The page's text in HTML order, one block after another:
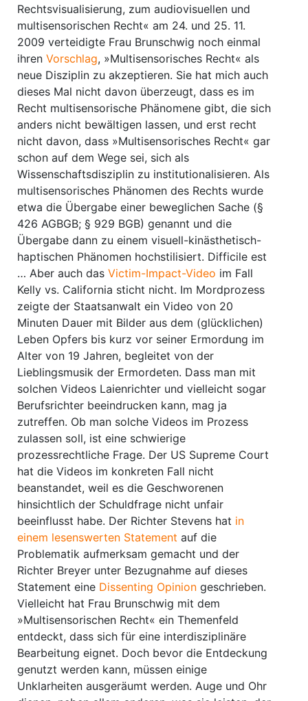
Rechtsvisualisierung, zum audiovisuellen und
multisensorischen Recht« am 24. und 25. 11.
2009 verteidigte Frau Brunschwig noch einmal
ihren Vorschlag, »Multisensorisches Recht« als
neue Disziplin zu akzeptieren. Sie hat mich auch
dieses Mal nicht davon überzeugt, dass es im
Recht multisensorische Phänomene gibt, die sich
anders nicht bewältigen lassen, und erst recht
nicht davon, dass »Multisensorisches Recht« gar
schon auf dem Wege sei, sich als
Wissenschaftsdisziplin zu institutionalisieren. Als
multisensorisches Phänomen des Rechts wurde
etwa die Übergabe einer beweglichen Sache (§
426 AGBGB; § 929 BGB) genannt und die
Übergabe dann zu einem visuell-kinästhetisch-
haptischen Phänomen hochstilisiert. Difficile est
… Aber auch das Victim-Impact-Video im Fall
Kelly vs. California sticht nicht. Im Mordprozess
zeigte der Staatsanwalt ein Video von 20
Minuten Dauer mit Bilder aus dem (glücklichen)
Leben Opfers bis kurz vor seiner Ermordung im
Alter von 19 Jahren, begleitet von der
Lieblingsmusik der Ermordeten. Dass man mit
solchen Videos Laienrichter und vielleicht sogar
Berufsrichter beeindrucken kann, mag ja
zutreffen. Ob man solche Videos im Prozess
zulassen soll, ist eine schwierige
prozessrechtliche Frage. Der US Supreme Court
hat die Videos im konkreten Fall nicht
beanstandet, weil es die Geschworenen
hinsichtlich der Schuldfrage nicht unfair
beeinflusst habe. Der Richter Stevens hat in
einem lesenswerten Statement auf die
Problematik aufmerksam gemacht und der
Richter Breyer unter Bezugnahme auf dieses
Statement eine Dissenting Opinion geschrieben.
Vielleicht hat Frau Brunschwig mit dem
»Multisensorischen Recht« ein Themenfeld
entdeckt, dass sich für eine interdisziplinäre
Bearbeitung eignet. Doch bevor die Entdeckung
genutzt werden kann, müssen einige
Unklarheiten ausgeräumt werden. Auge und Ohr